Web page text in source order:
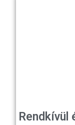
Rendkívül